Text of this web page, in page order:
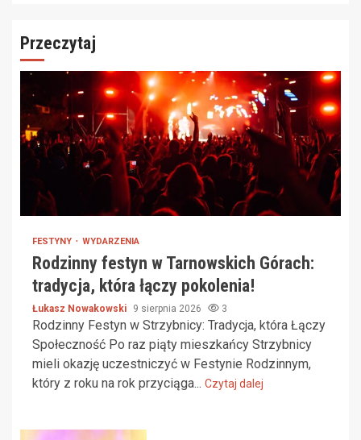
Przeczytaj
FESTYNY WYDARZENIA
Rodzinny festyn w Tarnowskich Górach:
tradycja, która łączy pokolenia!
Łukasz Nowakowski 9 sierpnia 2026 3
Rodzinny Festyn w Strzybnicy: Tradycja, która Łączy
Społeczność Po raz piąty mieszkańcy Strzybnicy
mieli okazję uczestniczyć w Festynie Rodzinnym,
który z roku na rok przyciąga... Czytaj dalej